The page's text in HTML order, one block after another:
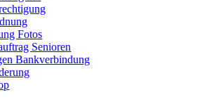
Fotos
Senioren
Bankverbindung